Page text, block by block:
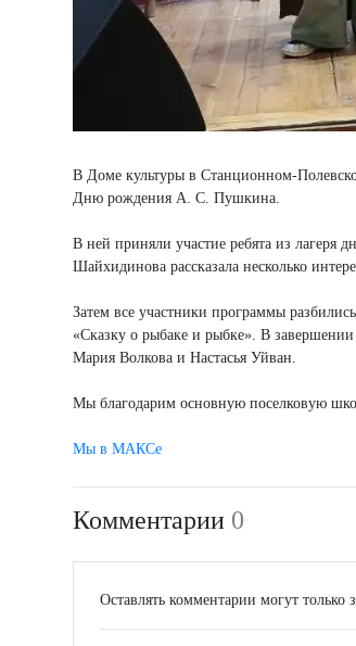
В Доме культуры в Станционном-
Дню рождения А. С. Пушкина.
В ней приняли участие ребята из лагеря
Шайхидинова рассказала несколько
Затем все участники программы
«Сказку о рыбаке и рыбке». В
Мария Волкова и Настасья Уйван.
Мы благодарим основную поселковую
Мы в МАКСе
Комментарии 0
Оставлять комментарии могут только